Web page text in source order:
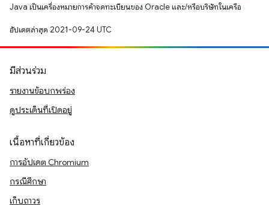
Java เป็นเครื่องหมายการค้าจดทะเบียนของ Oracle และ/หรือบริษัทในเครือ
อัปเดตล่าสุด 2021-09-24 UTC
มีส่วนร่วม
รายงานข้อบกพร่อง
ดูประเด็นที่เปิดอยู่
เนื้อหาที่เกี่ยวข้อง
การอัปเดต Chromium
กรณีศึกษา
เก็บถาวร